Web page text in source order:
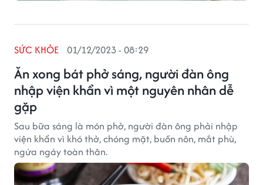
Ăn xong bát phở sáng, người đàn ông
nhập viện khẩn vì một nguyên nhân dễ
gặp
SỨC KHỎE 01/12/2023 - 08:29
Sau bữa sáng là món phở, người đàn ông phải nhập
viện khẩn vì khó thở, chóng mặt, buồn nôn, mắt phù,
ngứa ngáy toàn thân.